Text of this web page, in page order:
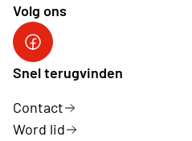
Volg ons
Facebook pagina Haacht
Snel terugvinden
Contact
Word lid